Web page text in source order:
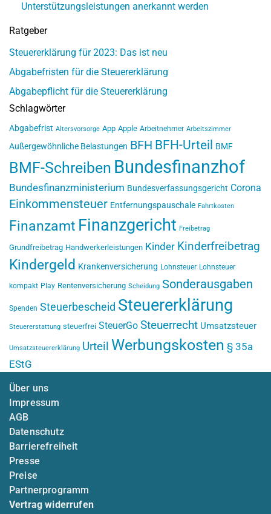
Unterstützungsleistungen anerkannt werden
Ratgeber
Steuererklärung für 2023: Das ist neu
Abgabefristen für die Steuererklärung
Abgabepflicht für die Steuererklärung
Schlagwörter
Abgabefrist Altersvorsorge App Apple Arbeitnehmer Arbeitszimmer
Außergewöhnliche Belastungen BFH BFH-Urteil BMF
BMF-Schreiben Bundesfinanzhof
Bundesfinanzministerium Bundesverfassungsgericht Corona
Einkommensteuer Entfernungspauschale Fahrtkosten
Finanzamt Finanzgericht Freibetrag
Grundfreibetrag Handwerkerleistungen Kinder Kinderfreibetrag
Kindergeld Krankenversicherung Lohnsteuer Lohnsteuer
kompakt Play Rentenversicherung Scheidung Sonderausgaben
Spenden Steuerbescheid Steuererklärung
Steuererstattung steuerfrei SteuerGo Steuerrecht Umsatzsteuer
Umsatzsteuererklärung Urteil Werbungskosten § 35a
EStG
Über uns
Impressum
AGB
Datenschutz
Barrierefreiheit
Presse
Preise
Partnerprogramm
Vertrag widerrufen